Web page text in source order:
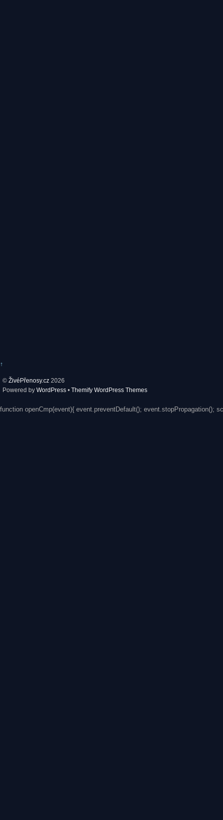
↑
© ŽivéPřenosy.cz 2026
Powered by WordPress • Themify WordPress Themes
function openCmp(event){ event.preventDefault(); event.stopPropagation();